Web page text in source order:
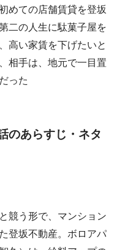
めての店舗賃貸を登坂
二の人生に駄菓子屋を
高い家賃を下げたいと
相手は、地元で一目置
った
のあらすじ・ネタ
競う形で、マンション
登坂不動産。ボロアパ